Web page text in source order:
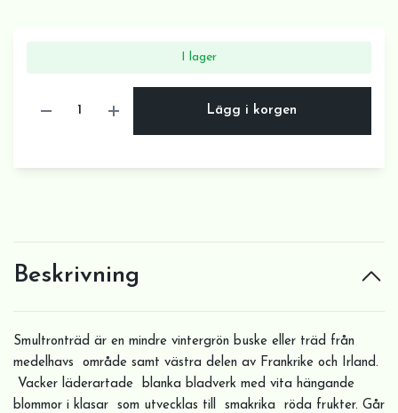
I lager
Lägg i korgen
Beskrivning
Smultronträd är en mindre vintergrön buske eller träd från
medelhavs område samt västra delen av Frankrike och Irland.
Vacker läderartade blanka bladverk med vita hängande
blommor i klasar som utvecklas till smakrika röda frukter. Går